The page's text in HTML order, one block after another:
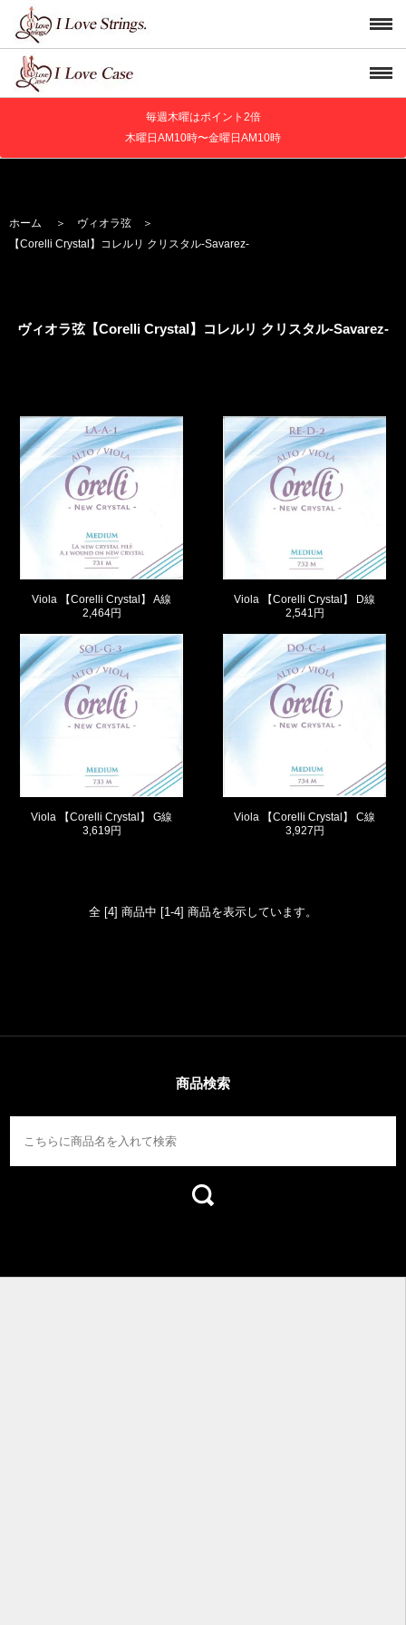
毎週木曜はポイント2倍
木曜日AM10時〜金曜日AM10時
ホーム ＞ ヴィオラ弦 ＞
【Corelli Crystal】 コレルリ クリスタル-Savarez-
ヴィオラ弦【Corelli Crystal】 コレルリ クリスタル-Savarez-
Viola 【Corelli Crystal】 A線
2,464円
Viola 【Corelli Crystal】 D線
2,541円
Viola 【Corelli Crystal】 G線
3,619円
Viola 【Corelli Crystal】 C線
3,927円
全 [4] 商品中 [1-4] 商品を表示しています。
商品検索